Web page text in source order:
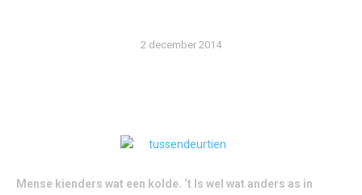
2 december 2014
Mense kienders wat een kolde. ‘t Is wel wat anders as in